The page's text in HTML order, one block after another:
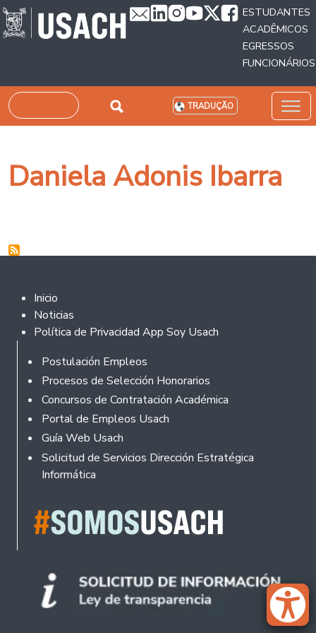
Passar para o conteúdo principal
ESTUDANTES
ACADÊMICOS
EGRESSOS
FUNCIONÁRIOS
Pesquisar TRADUÇÃO
Daniela Adonis Ibarra
Footer 2
Inicio
Noticias
Política de Privacidad App Soy Usach
Rodapé
Postulación Empleos
Procesos de Selección Honorarios
Concursos de Contratación Académica
Portal de Empleos Usach
Guía Web Usach
Solicitud de Servicios Dirección Estratégica
Informática